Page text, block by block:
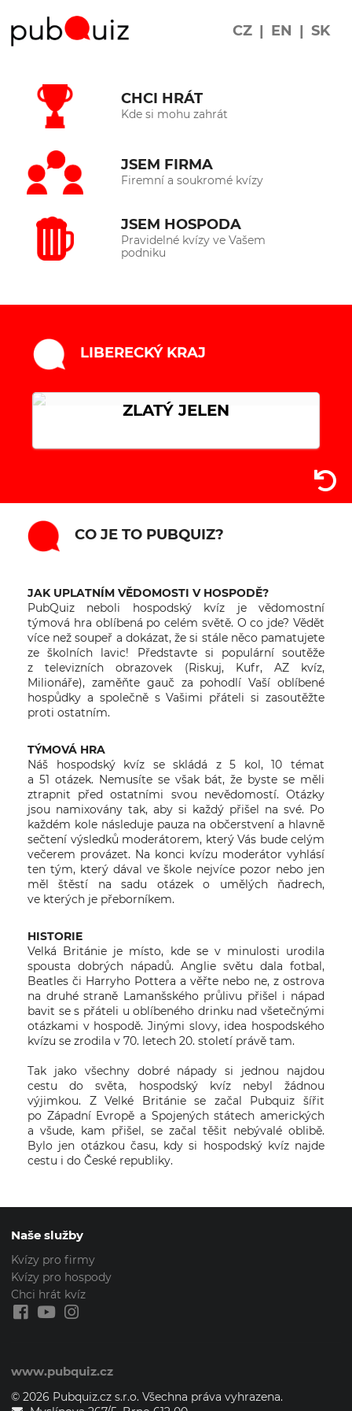
CZ | EN | SK
CHCI HRÁT
Kde si mohu zahrát
JSEM FIRMA
Firemní a soukromé kvízy
JSEM HOSPODA
Pravidelné kvízy ve Vašem
podniku
LIBERECKÝ KRAJ
ZLATÝ JELEN
CO JE TO PUBQUIZ?
JAK UPLATNÍM VĚDOMOSTI V HOSPODĚ?
PubQuiz neboli hospodský kvíz je vědomostní
týmová hra oblíbená po celém světě. O co jde? Vědět
více než soupeř a dokázat, že si stále něco pamatujete
ze školních lavic! Představte si populární soutěže
z televizních obrazovek (Riskuj, Kufr, AZ kvíz,
Milionáře), zaměňte gauč za pohodlí Vaší oblíbené
hospůdky a společně s Vašimi přáteli si zasoutěžte
proti ostatním.
TÝMOVÁ HRA
Náš hospodský kvíz se skládá z 5 kol, 10 témat
a 51 otázek. Nemusíte se však bát, že byste se měli
ztrapnit před ostatními svou nevědomostí. Otázky
jsou namixovány tak, aby si každý přišel na své. Po
každém kole následuje pauza na občerstvení a hlavně
sečtení výsledků moderátorem, který Vás bude celým
večerem provázet. Na konci kvízu moderátor vyhlásí
ten tým, který dával ve škole nejvíce pozor nebo jen
měl štěstí na sadu otázek o umělých ňadrech,
ve kterých je přeborníkem.
HISTORIE
Velká Británie je místo, kde se v minulosti urodila
spousta dobrých nápadů. Anglie světu dala fotbal,
Beatles či Harryho Pottera a věřte nebo ne, z ostrova
na druhé straně Lamanšského průlivu přišel i nápad
bavit se s přáteli u oblíbeného drinku nad všetečnými
otázkami v hospodě. Jinými slovy, idea hospodského
kvízu se zrodila v 70. letech 20. století právě tam.
Tak jako všechny dobré nápady si jednou najdou
cestu do světa, hospodský kvíz nebyl žádnou
výjimkou. Z Velké Británie se začal Pubquiz šířit
po Západní Evropě a Spojených státech amerických
a všude, kam přišel, se začal těšit nebývalé oblibě.
Bylo jen otázkou času, kdy si hospodský kvíz najde
cestu i do České republiky.
Naše služby
Kvízy pro firmy
Kvízy pro hospody
Chci hrát kvíz
www.pubquiz.cz
© 2026 Pubquiz.cz s.r.o. Všechna práva vyhrazena.